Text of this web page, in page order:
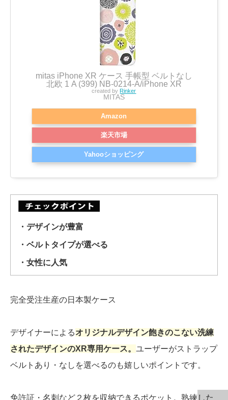
mitas iPhone XR ケース 手帳型 ベルトなし
北欧 1 A (399) NB-0214-A/iPhone XR
created by Rinker
MITAS
Amazon
楽天市場
Yahooショッピング
・デザインが豊富
・ベルトタイプが選べる
・女性に人気
完全受注生産の日本製ケース
デザイナーによるオリジナルデザイン飽きのこない洗練
されたデザインのXR専用ケース。 ユーザーがストラップ
ベルトあり・なしを選べるのも嬉しいポイントです。
免許証・名刺など２枚を収納できるポケット。熟練した